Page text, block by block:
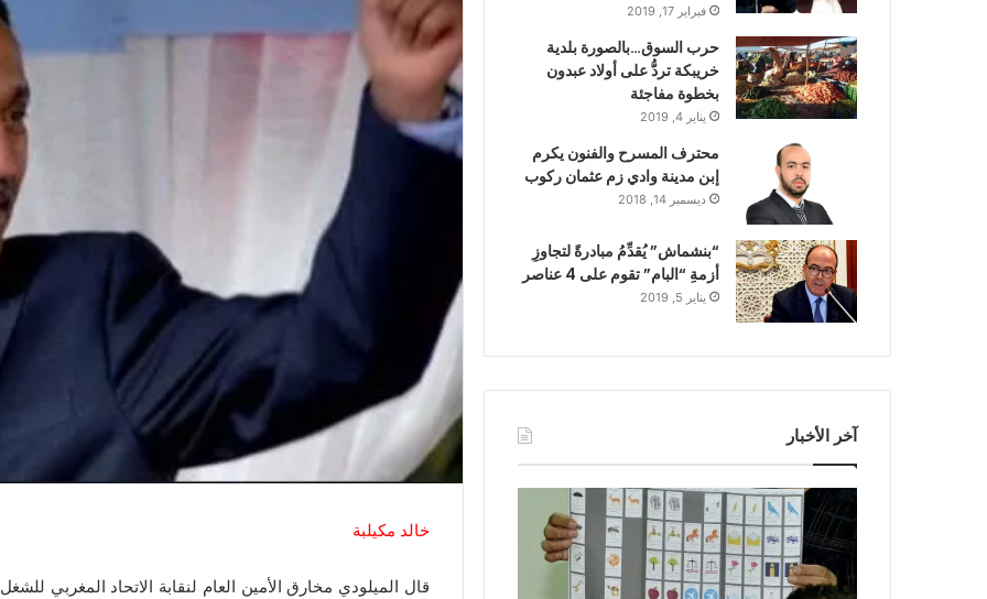
خالد مكيلبة
قال الميلودي مخارق الأمين العام لنقابة الاتحاد المغربي
فبراير 17, 2019
حرب السوق…بالصورة بلدية
خريبكة تردُّ على أولاد عبدون
بخطوة مفاجئة
يناير 4, 2019
محترف المسرح والفنون يكرم
إبن مدينة وادي زم عثمان ركوب
ديسمبر 14, 2018
“بنشماش” يُقدِّمُ مبادرةً لتجاوزِ
أزمةِ “البام” تقوم على 4 عناصر
يناير 5, 2019
آخر الأخبار